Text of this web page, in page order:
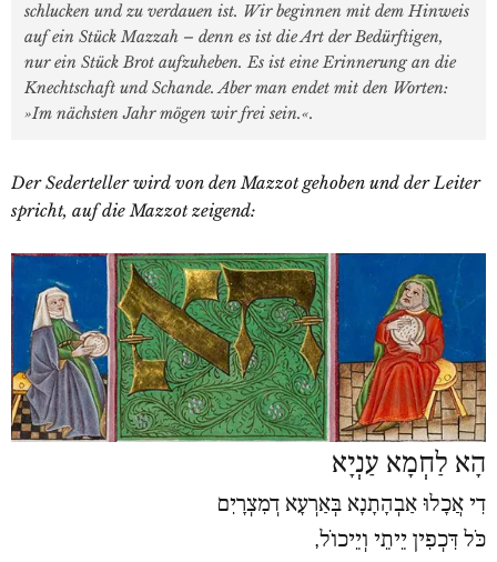
schlucken und zu verdauen ist. Wir beginnen mit dem Hinweis
auf ein Stück Mazzah – denn es ist die Art der Bedürftigen,
nur ein Stück Brot aufzuheben. Es ist eine Erinnerung an die
Knechtschaft und Schande. Aber man endet mit den Worten:
»Im nächsten Jahr mögen wir frei sein.«.
Der Sederteller wird von den Mazzot gehoben und der Leiter
spricht, auf die Mazzot zeigend:
הָא לַחְמָא עַנְיָא
דִי אֲכָלוּ אַבְהָתָנָא בְּאַרְעָא דְמִצְרָיִם
כֹּל דִּכְפִין יֵיתֵי וְיֵיכוֹל,